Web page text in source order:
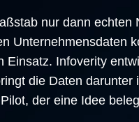
nur dann echten
Unternehmensdaten
Einsatz. Infoverity
die Daten
der eine Idee